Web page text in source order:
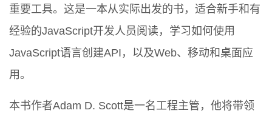
重要工具。这是一本从实际出发的书，适合新手和有
经验的JavaScript开发人员阅读，学习如何使用
JavaScript语言创建API，以及Web、移动和桌面应
用。
本书作者Adam D. Scott是一名工程主管，他将带领